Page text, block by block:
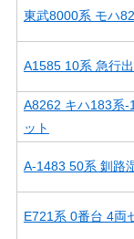
東武8000系 モハ
A1585 10系 急行
A8262 キハ183系-
ット
A-1483 50系 釧路
E721系 0番台 4両